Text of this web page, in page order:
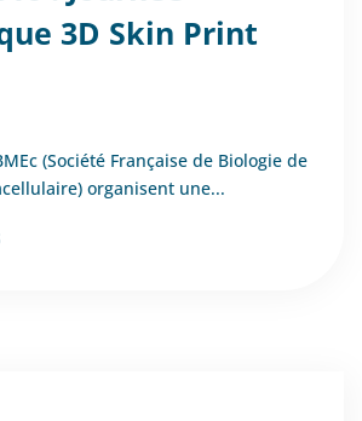
3D Skin Print
(Société Française de Biologie de
organisent une...